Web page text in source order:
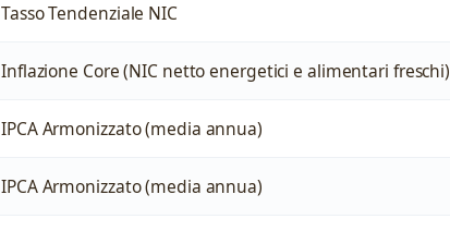
Tasso Tendenziale NIC
Inflazione Core (NIC netto energetici e alimentari freschi)
IPCA Armonizzato (media annua)
IPCA Armonizzato (media annua)